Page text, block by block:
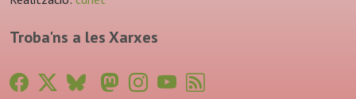
Troba'ns a les Xarxes